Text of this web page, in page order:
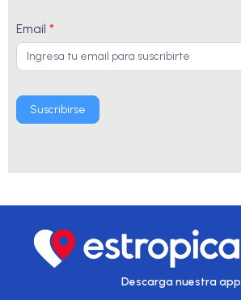
Suscríbete
Landing
Destino
Email *
Suscribirse
Descarga nuestra app